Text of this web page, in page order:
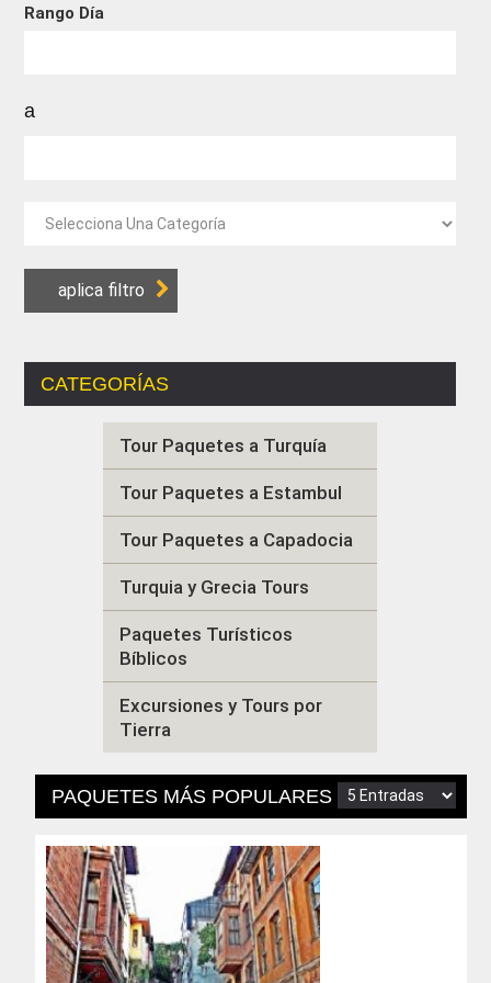
Rango Día
a
CATEGORÍAS
Tour Paquetes a Turquía
Tour Paquetes a Estambul
Tour Paquetes a Capadocia
Turquia y Grecia Tours
Paquetes Turísticos
Bíblicos
Excursiones y Tours por
Tierra
PAQUETES MÁS POPULARES